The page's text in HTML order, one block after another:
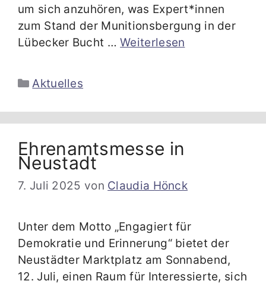
um sich anzuhören, was Expert*innen
zum Stand der Munitionsbergung in der
Lübecker Bucht …Weiterlesen
Kategorien
Aktuelles
Ehrenamtsmesse in
Neustadt
7. Juli 2025 von Claudia Hönck
Unter dem Motto „Engagiert für
Demokratie und Erinnerung“ bietet der
Neustädter Marktplatz am Sonnabend,
12. Juli, einen Raum für Interessierte, sich